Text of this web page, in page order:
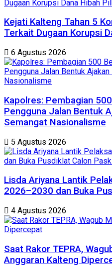
Kejati Kalteng Tahan 5
Terkait Dugaan Korupsi
6 Agustus 2026
Kapolres: Pembagian
Pengguna Jalan Bentuk
Semangat Nasionalisme
5 Agustus 2026
Lisda Ariyana Lantik
2026–2030 dan Buka
4 Agustus 2026
Saat Rakor TEPRA,
Anggaran Kalteng